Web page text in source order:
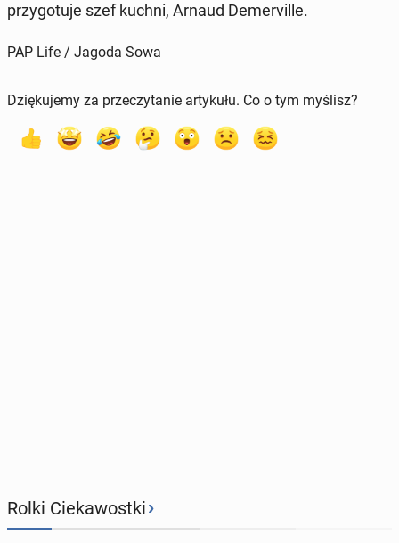
przy­go­tu­je szef kuchni, Arnaud De­me­rvil­le.
PAP Life / Jagoda Sowa
Dziękujemy za przeczytanie artykułu. Co o tym myślisz?
Rolki Ciekawostki›